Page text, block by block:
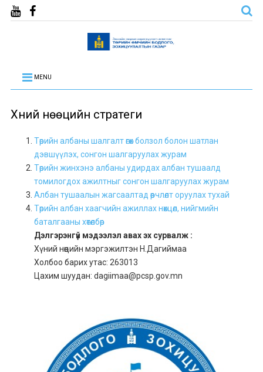
MENU
Хүний нөөцийн стратеги
Төрийн албаны шалгалт өгөх болзол болон шатлан
дэвшүүлэх, сонгон шалгаруулах журам
Төрийн жинхэнэ албаны удирдах албан тушаалд
томилогдох ажилтныг сонгон шалгаруулах журам
Албан тушаалын жагсаалтад өөрчлөлт оруулах тухай
Төрийн албан хаагчийн ажиллах нөхцөл, нийгмийн
баталгааны хөтөлбөр
Дэлгэрэнгүй мэдээлэл авах эх сурвалж :
Хүний нөөцийн мэргэжилтэн Н.Дагиймаа
Холбоо барих утас: 263013
Цахим шуудан: dagiimaa@pcsp.gov.mn